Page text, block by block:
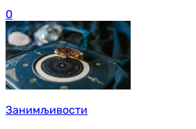
0
Занимљивости